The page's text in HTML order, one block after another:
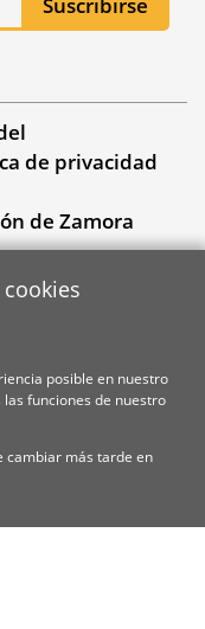
de privacidad
de Zamora
posible en nuestro
funciones de nuestro
cambiar más tarde en